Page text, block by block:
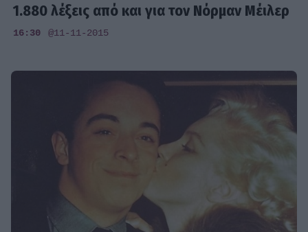
1.880 λέξεις από και για τον Νόρμαν Μέιλερ
16:30 @11-11-2015